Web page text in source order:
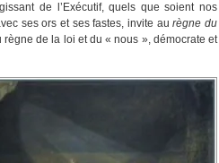
de l’Exécutif, quels que soient nos
ses ors et ses fastes, invite aurègne du
règne de la loi et du « nous », démocrate et